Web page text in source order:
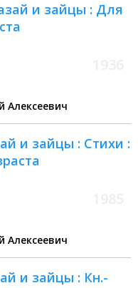
и зайцы : Для
Алексеевич
и зайцы : Стихи :
Алексеевич
и зайцы : Кн.-